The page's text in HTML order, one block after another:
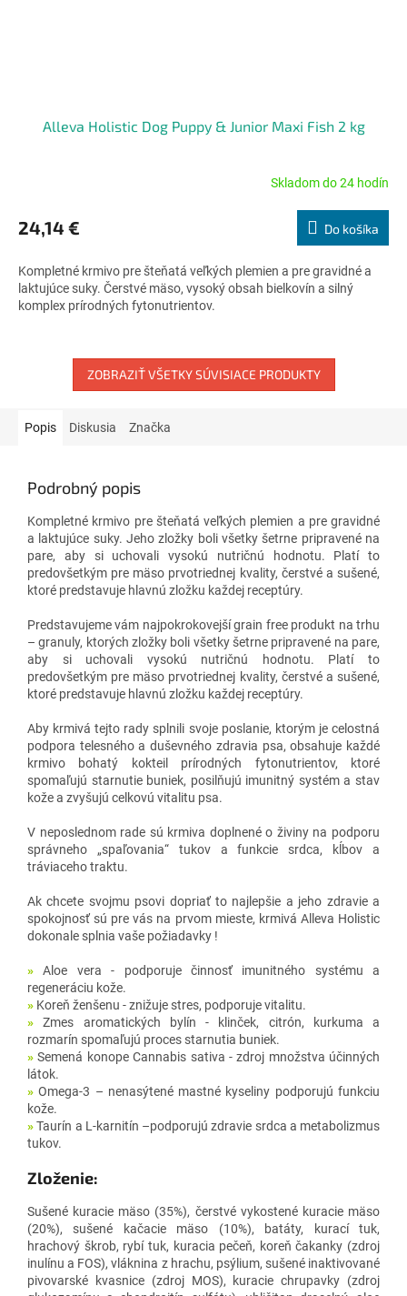
Alleva Holistic Dog Puppy & Junior Maxi Fish 2 kg
produktu
je
z
5
hviezdičiek.
Skladom do 24 hodín
24,14 € Do košíka
Kompletné krmivo pre šteňatá veľkých plemien a pre gravidné a
laktujúce suky. Čerstvé mäso, vysoký obsah bielkovín a silný
komplex prírodných fytonutrientov.
ZOBRAZIŤ VŠETKY SÚVISIACE PRODUKTY
Popis Diskusia Značka
Podrobný popis
Kompletné krmivo pre šteňatá veľkých plemien a pre gravidné
a laktujúce suky. Jeho zložky boli všetky šetrne pripravené na
pare, aby si uchovali vysokú nutričnú hodnotu. Platí to
predovšetkým pre mäso prvotriednej kvality, čerstvé a sušené,
ktoré predstavuje hlavnú zložku každej receptúry.
Predstavujeme vám najpokrokovejší grain free produkt na trhu
– granuly, ktorých zložky boli všetky šetrne pripravené na pare,
aby si uchovali vysokú nutričnú hodnotu. Platí to
predovšetkým pre mäso prvotriednej kvality, čerstvé a sušené,
ktoré predstavuje hlavnú zložku každej receptúry.
Aby krmivá tejto rady splnili svoje poslanie, ktorým je celostná
podpora telesného a duševného zdravia psa, obsahuje každé
krmivo bohatý kokteil prírodných fytonutrientov, ktoré
spomaľujú starnutie buniek, posilňujú imunitný systém a stav
kože a zvyšujú celkovú vitalitu psa.
V neposlednom rade sú krmiva doplnené o živiny na podporu
správneho „spaľovania“ tukov a funkcie srdca, kĺbov a
tráviaceho traktu.
Ak chcete svojmu psovi dopriať to najlepšie a jeho zdravie a
spokojnosť sú pre vás na prvom mieste, krmivá Alleva Holistic
dokonale splnia vaše požiadavky !
» Aloe vera - podporuje činnosť imunitného systému a
regeneráciu kože.
» Koreň ženšenu - znižuje stres, podporuje vitalitu.
» Zmes aromatických bylín - klinček, citrón, kurkuma a
rozmarín spomaľujú proces starnutia buniek.
» Semená konope Cannabis sativa - zdroj množstva účinných
látok.
» Omega-3 – nenasýtené mastné kyseliny podporujú funkciu
kože.
»Taurín a L-karnitín –podporujú zdravie srdca a metabolizmus
tukov.
Zloženie:
Sušené kuracie mäso (35%), čerstvé vykostené kuracie mäso
(20%), sušené kačacie mäso (10%), batáty, kurací tuk,
hrachový škrob, rybí tuk, kuracia pečeň, koreň čakanky (zdroj
inulínu a FOS), vláknina z hrachu, psýlium, sušené inaktivované
pivovarské kvasnice (zdroj MOS), kuracie chrupavky (zdroj